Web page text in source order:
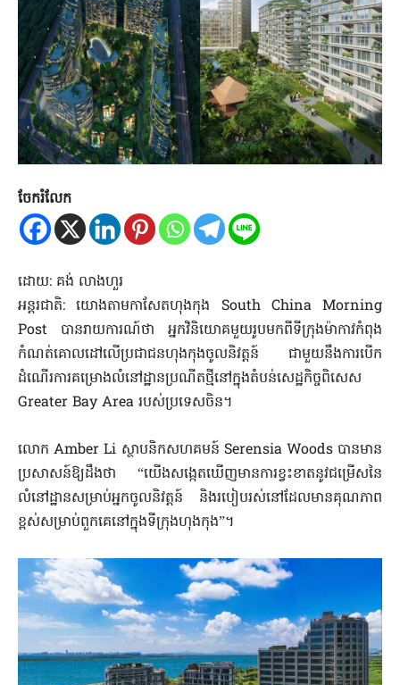
ចែករំលែក
ដោយ: គង់ លាងហួរ
អន្តរជាតិ: យោងតាមកាសែតហុងកុង South China Morning
Post បានរាយការណ៍ថា អ្នកវិនិយោគមួយរូបមកពីទីក្រុងម៉ាកាវកំពុង
កំណត់គោលដៅលើប្រជាជនហុងកុងចូលនិវត្តន៍ ជាមួយនឹងការបើក
ដំណើរការគម្រោងលំនៅដ្ឋានប្រណីតថ្មីនៅក្នុងតំបន់សេដ្ឋកិច្ចពិសេស
Greater Bay Area របស់ប្រទេសចិន។
លោក Amber Li ស្ថាបនិកសហគមន៍ Serensia Woods បានមាន
ប្រសាសន៍ឱ្យដឹងថា “យើងសង្កេតឃើញមានការខ្វះខាតនូវជម្រើសនៃ
លំនៅដ្ឋានសម្រាប់អ្នកចូលនិវត្តន៍ និងរបៀបរស់នៅដែលមានគុណភាព
ខ្ពស់សម្រាប់ពួកគេនៅក្នុងទីក្រុងហុងកុង”។